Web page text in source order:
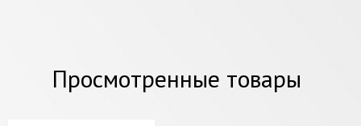
Просмотренные товары